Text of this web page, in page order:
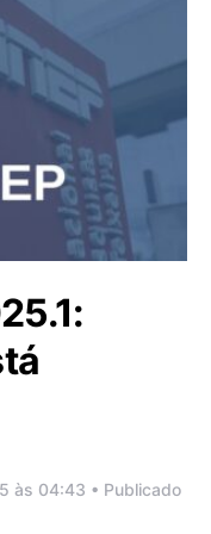
às 04:43 • Publicado